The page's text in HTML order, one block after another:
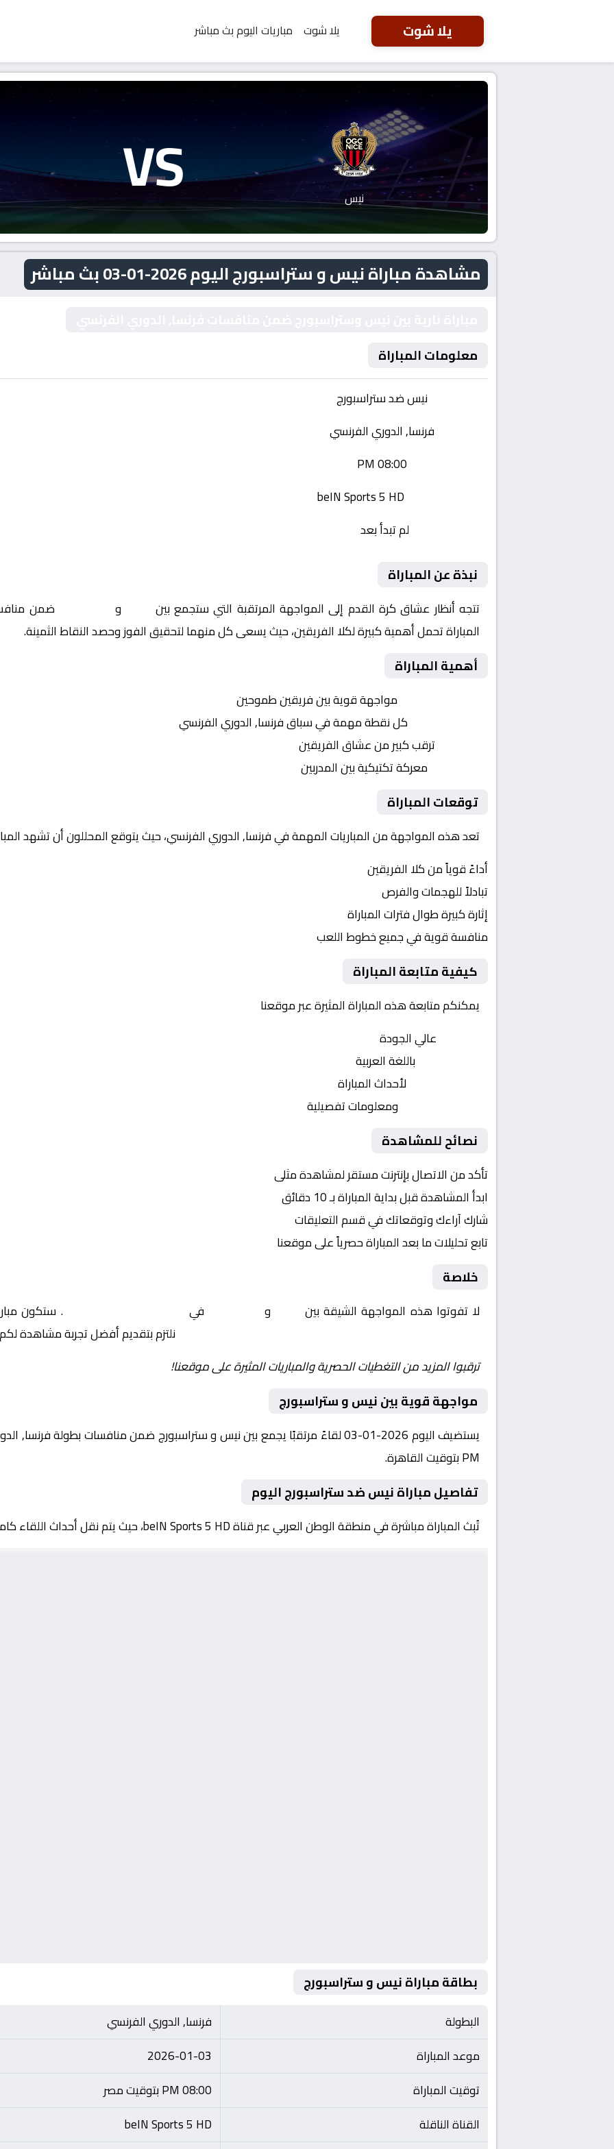
يلا شوت يلا شوت مباريات اليوم بث مباشر
نيس VS
مشاهدة مباراة نيس و ستراسبورج اليوم 2026-01-03 بث مباشر
معلومات المباراة
نيس ضد ستراسبورج
فرنسا, الدوري الفرنسي
لم تبدأ بعد
نبذة عن المباراة
تتجه أنظار عشاق كرة القدم إلى المواجهة المرتقبة التي ستجمع بين وستراسبورج
ضمن
المباراة تحمل أهمية كبيرة لكلا الفريقين، حيث يسعى كل منهما لتحقيق الفوز وحصد النقاط الثمينة.
أهمية المباراة
مواجهة قوية بين فريقين طموحين
كل نقطة مهمة في سباق فرنسا, الدوري الفرنسي
ترقب كبير من عشاق الفريقين
معركة تكتيكية بين المدربين
توقعات المباراة
تعد هذه المواجهة من المباريات المهمة في فرنسا, الدوري الفرنسي، حيث يتوقع المحللون أن تشهد
أداءً قوياً من كلا الفريقين
تبادلاً للهجمات والفرص
إثارة كبيرة طوال فترات المباراة
منافسة قوية في جميع خطوط اللعب
كيفية متابعة المباراة
يمكنكم متابعة هذه المباراة المثيرة عبر موقعنا
عالي الجودة
باللغة العربية
لأحداث المباراة
ومعلومات تفصيلية
نصائح للمشاهدة
تأكد من الاتصال بإنترنت مستقر لمشاهدة مثلى
ابدأ المشاهدة قبل بداية المباراة بـ 10 دقائق
شارك آراءك وتوقعاتك في قسم التعليقات
تابع تحليلات ما بعد المباراة حصرياً على موقعنا
خلاصة
لا تفوتوا هذه المواجهة الشيقة بين وستراسبورج في
. ستكون
نلتزم بتقديم أفضل تجربة مشاهدة
ترقبوا المزيد من التغطيات الحصرية والمباريات المثيرة على موقعنا!
مواجهة قوية بين نيس و ستراسبورج
PM بتوقيت القاهرة.
تفاصيل مباراة نيس ضد ستراسبورج اليوم
تُبث المباراة مباشرة في منطقة الوطن العربي عبر قناة beIN Sports 5 HD، حيث يتم نقل أحداث اللقاء كاملة مع تعليق صوتي مميز.
بطاقة مباراة نيس و ستراسبورج
البطولة
فرنسا, الدوري الفرنسي
موعد المباراة
2026-01-03
توقيت المباراة
08:00 PM بتوقيت مصر
القناة الناقلة
beIN Sports 5 HD